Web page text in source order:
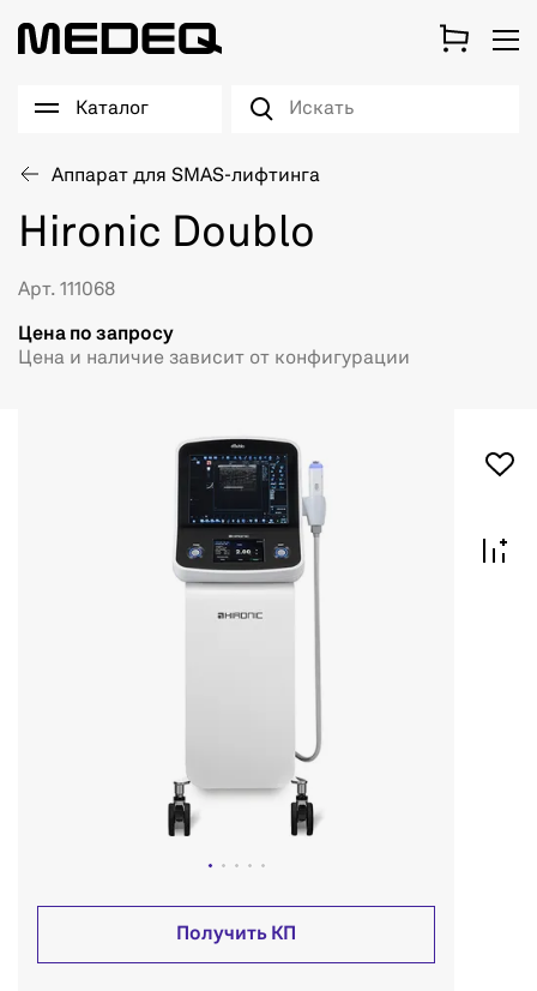
Каталог
Аппарат для SMAS-лифтинга
Hironic Doublo
Арт. 111068
Цена по запросу
Цена и наличие зависит от конфигурации
Получить КП